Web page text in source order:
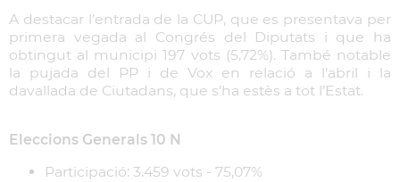
A destacar l’entrada de la CUP, que es presentava per
primera vegada al Congrés del Diputats i que ha
obtingut al municipi 197 vots (5,72%). També notable
la pujada del PP i de Vox en relació a l’abril i la
davallada de Ciutadans, que s’ha estès a tot l’Estat.
Eleccions Generals 10 N
Participació: 3.459 vots - 75,07%